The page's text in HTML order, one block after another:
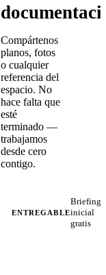
Compártenos
planos, fotos
o cualquier
referencia del
espacio. No
hace falta que
esté
terminado —
trabajamos
desde cero
contigo.
ENTREGABLE
Briefing
inicial
gratis